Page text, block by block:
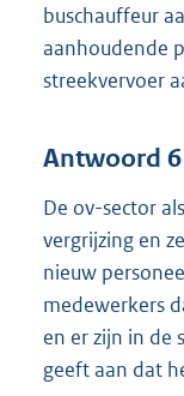
buschauffeur
aanhoudende
streekvervoer
Antwoord 6
De ov-sector
vergrijzing en
nieuw
medewerkers
en er zijn in de
geeft aan dat